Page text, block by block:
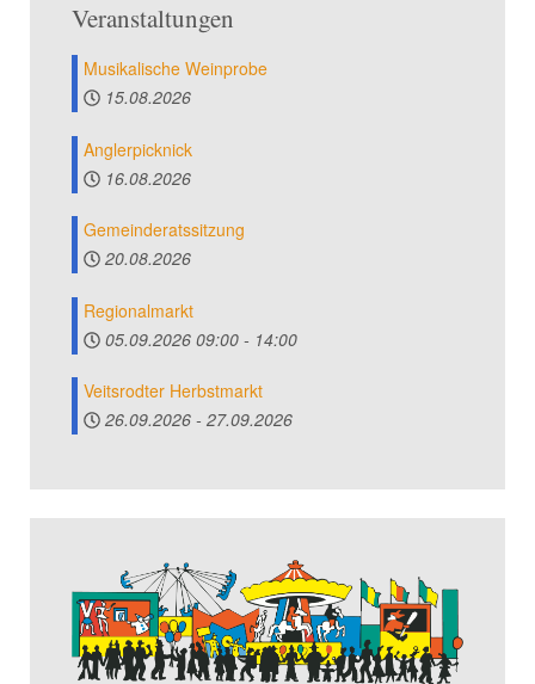
Veranstaltungen
Musikalische Weinprobe
15.08.2026
Anglerpicknick
16.08.2026
Gemeinderatssitzung
20.08.2026
Regionalmarkt
05.09.2026 09:00 - 14:00
Veitsrodter Herbstmarkt
26.09.2026 - 27.09.2026